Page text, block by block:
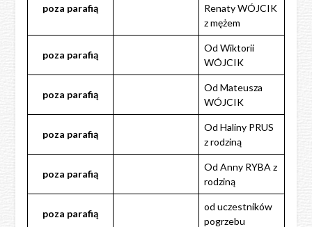
poza parafią
Renaty WÓJCIK
z mężem
poza parafią
Od Wiktorii
WÓJCIK
poza parafią
Od Mateusza
WÓJCIK
poza parafią
Od Haliny PRUS
z rodziną
poza parafią
Od Anny RYBA z
rodziną
poza parafią
od uczestników
pogrzebu